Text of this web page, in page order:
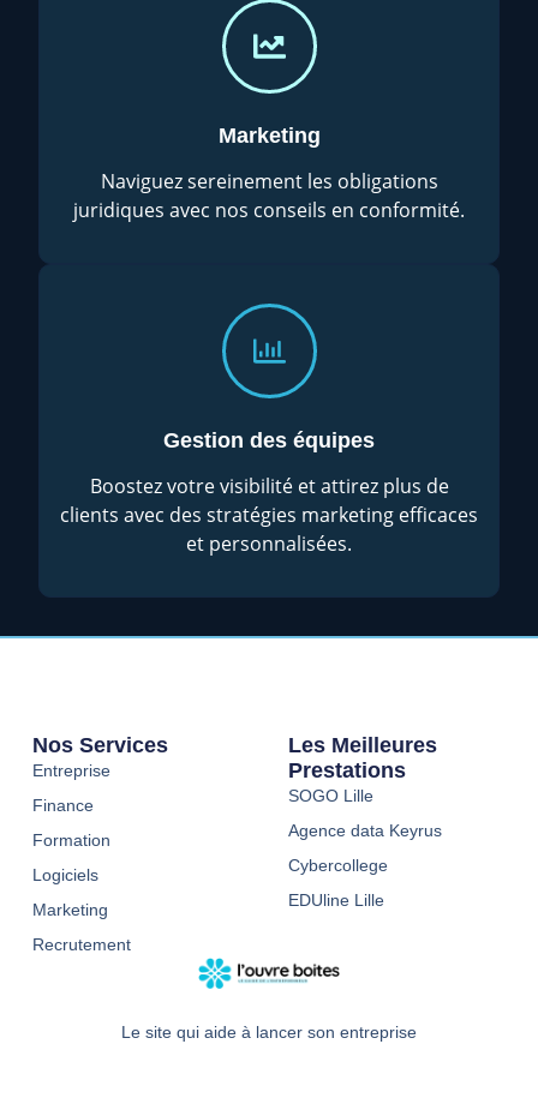
Marketing
Naviguez sereinement les obligations
juridiques avec nos conseils en conformité.
Gestion des équipes
Boostez votre visibilité et attirez plus de
clients avec des stratégies marketing efficaces
et personnalisées.
Le site qui aide à lancer son entreprise
Nos Services
Entreprise
Finance
Formation
Logiciels
Marketing
Recrutement
Les Meilleures
Prestations
SOGO Lille
Agence data Keyrus
Cybercollege
EDUline Lille